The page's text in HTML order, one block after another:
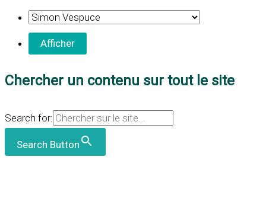
Chercher un contenu sur tout le site
Search for:
Search Button